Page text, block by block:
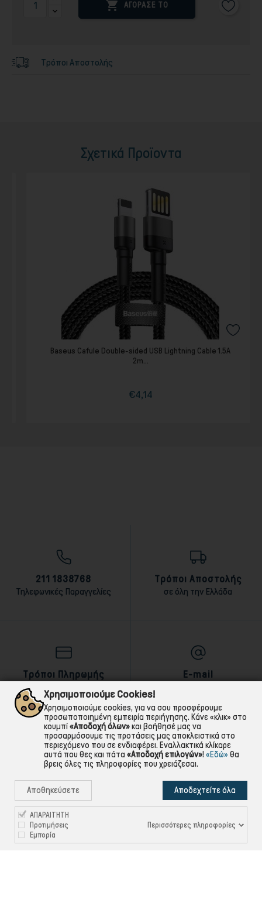
 ΑΓΟΡΑΣΕ ΤΟ
Τρόποι Αποστολής
Σχετικά Προϊοντα
Baseus Cafule Double-sided USB Lightning Cable 1.5A
2m...
Τιμή
€4,14
211 1838768
Τηλεφωνικές Παραγγελίες
Τρόποι Αποστολής
σε όλη την Ελλάδα
Τρόποι Πληρωμής
αντικαταβολή,κάρτα,τραπεζική
E-mail
Χρησιμοποιούμε Cookies!
Χρησιμοποιούμε cookies, για να σου προσφέρουμε
προσωποποιημένη εμπειρία περιήγησης. Κάνε «κλικ» στο
κουμπί«Αποδοχή όλων»και βοήθησέ μας να
προσαρμόσουμε τις προτάσεις μας αποκλειστικά στο
περιεχόμενο που σε ενδιαφέρει. Εναλλακτικά κλίκαρε
αυτά που θες και πάτα «Αποδοχή επιλογών»! «Εδώ» θα
βρεις όλες τις πληροφορίες που χρειάζεσαι.
Αποθηκεύσετε Αποδεχτείτε όλα
ΑΠΑΡΑΙΤΗΤΗ
Προτιμήσεις
Εμπορία
Περισσότερες πληροφορίες